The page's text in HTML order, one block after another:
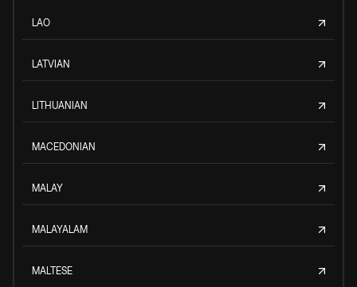
LAO
LATVIAN
LITHUANIAN
MACEDONIAN
MALAY
MALAYALAM
MALTESE